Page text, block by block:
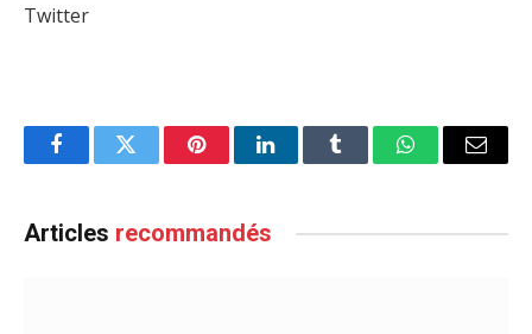
Twitter
FacebookTwitter PinterestLinkedInTumblr WhatsAppEmail
Articles recommandés